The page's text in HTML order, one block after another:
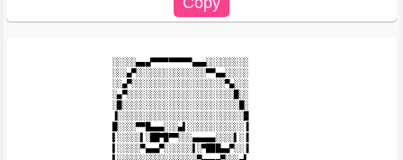
░░░░░▄▄▄▀▀▀▀▀▀▀▀▀▄▄▄░░░░░░░░░
░░░▄▀░░░░░░░░░░░░░░░▀▀▄▄░░░░░
░░▄▀░░░░░░░░░░░░░░░░░░░░▀▄░░░
░▄▀░░░░░░░░░░░░░░░░░░░░░░░█░░
░█░░░░░░░░░░░░░░░░░░░░░░░░░█░
▐░░░░░░░░░░░░░░░░░░░░░░░░░░░█
█░░░░▀▀█▄▄▄░░░▄▌░░░░░░░░░░░░▐
▌░░░░░▌░██▀█▀▀░░░▄▄▄▄▄░░░░▌░▐
▌░░░░░▀▄▄▄▀░░░░░░▌░▀███▄▄▀░░▐